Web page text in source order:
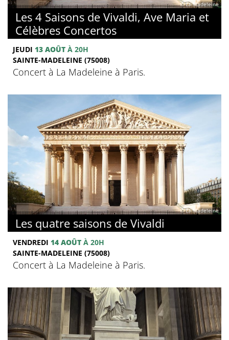
© La Madeleine
Les 4 Saisons de Vivaldi, Ave Maria et
Célèbres Concertos
JEUDI 13 AOÛT À 20H
SAINTE-MADELEINE (75008)
Concert à La Madeleine à Paris.
© La Madeleine
Les quatre saisons de Vivaldi
VENDREDI 14 AOÛT À 20H
SAINTE-MADELEINE (75008)
Concert à La Madeleine à Paris.